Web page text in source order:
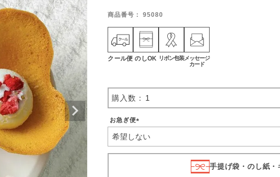
商品番号 95080
クール便 のしOK リボン包装メッセージ
カード
お急ぎ便
必
手提げ袋・のし紙・